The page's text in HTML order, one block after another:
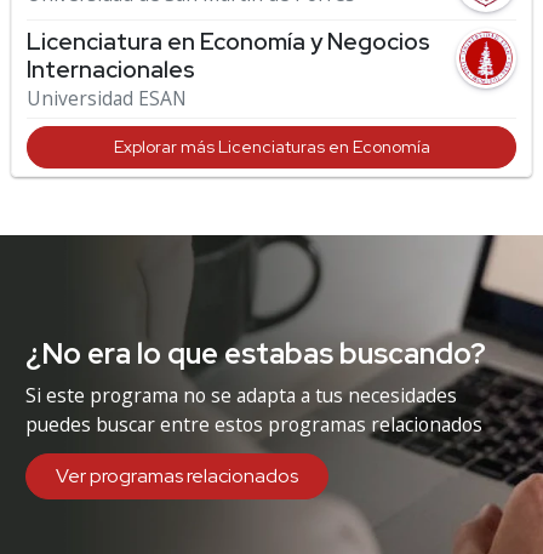
Licenciatura en Economía y Negocios
Internacionales
Universidad ESAN
Explorar más Licenciaturas en Economía
¿No era lo que estabas buscando?
Si este programa no se adapta a tus necesidades
puedes buscar entre estos programas relacionados
Ver programas relacionados